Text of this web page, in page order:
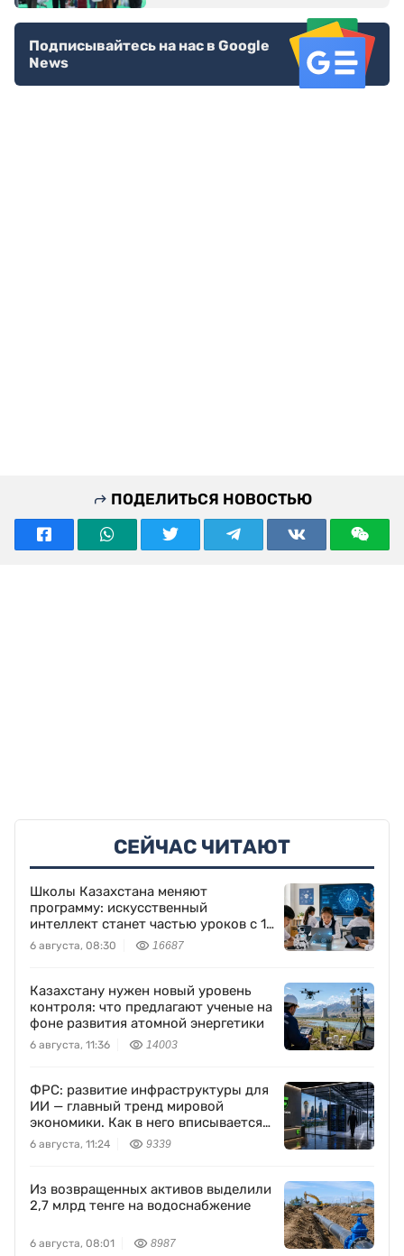
Подписывайтесь на нас в Google
News
ПОДЕЛИТЬСЯ НОВОСТЬЮ
СЕЙЧАС ЧИТАЮТ
Школы Казахстана меняют
программу: искусственный
интеллект станет частью уроков с 1
класса
6 августа, 08:30 16687
Казахстану нужен новый уровень
контроля: что предлагают ученые на
фоне развития атомной энергетики
6 августа, 11:36 14003
ФРС: развитие инфраструктуры для
ИИ — главный тренд мировой
экономики. Как в него вписывается
Freedom Holding Corp.
6 августа, 11:24 9339
Из возвращенных активов выделили
2,7 млрд тенге на водоснабжение
6 августа, 08:01 8987